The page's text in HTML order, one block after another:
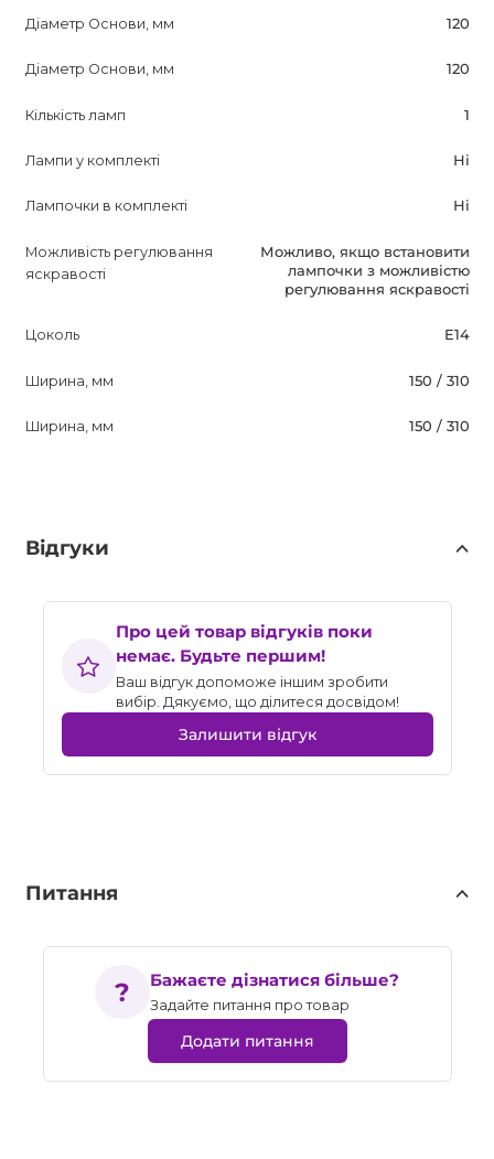
Діаметр Основи, мм 120
Діаметр Основи, мм 120
Кількість ламп 1
Лампи у комплекті Ні
Лампочки в комплекті Ні
Можливість регулювання
яскравості
Можливо, якщо встановити
лампочки з можливістю
регулювання яскравості
Цоколь E14
Ширина, мм 150 / 310
Ширина, мм 150 / 310
Відгуки
Про цей товар відгуків поки
немає. Будьте першим!
Ваш відгук допоможе іншим зробити
вибір. Дякуємо, що ділитеся досвідом!
Залишити відгук
Питання
Бажаєте дізнатися більше?
Задайте питання про товар
Додати питання